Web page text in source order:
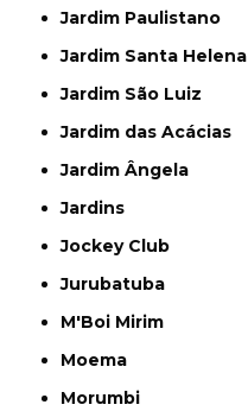
Jardim Paulistano
Jardim Santa Helena
Jardim São Luiz
Jardim das Acácias
Jardim Ângela
Jardins
Jockey Club
Jurubatuba
M'Boi Mirim
Moema
Morumbi